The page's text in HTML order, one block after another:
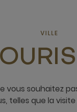
VILLE
vous souhaitez
telles que la